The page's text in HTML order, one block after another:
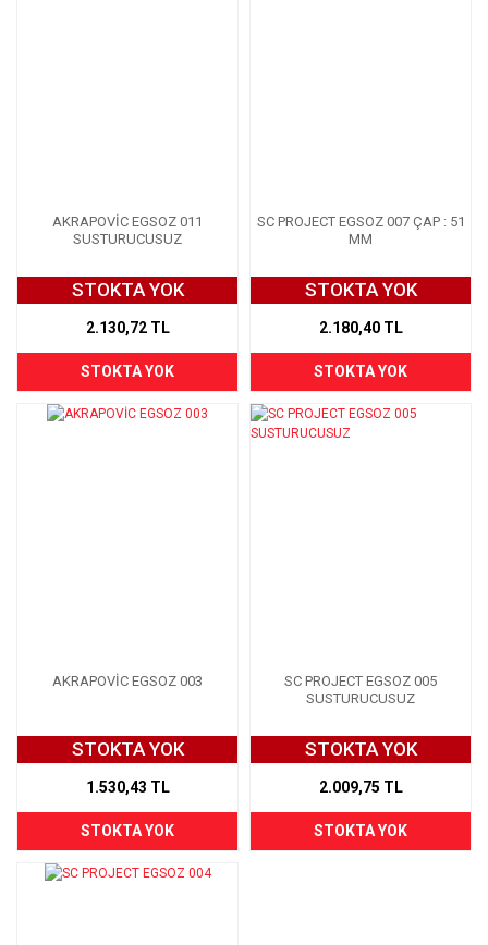
AKRAPOVİC EGSOZ 011
SUSTURUCUSUZ
STOKTA YOK
2.130,72 TL
STOKTA YOK
SC PROJECT EGSOZ 007 ÇAP : 51
MM
STOKTA YOK
2.180,40 TL
STOKTA YOK
AKRAPOVİC EGSOZ 003
STOKTA YOK
1.530,43 TL
STOKTA YOK
SC PROJECT EGSOZ 005
SUSTURUCUSUZ
STOKTA YOK
2.009,75 TL
STOKTA YOK